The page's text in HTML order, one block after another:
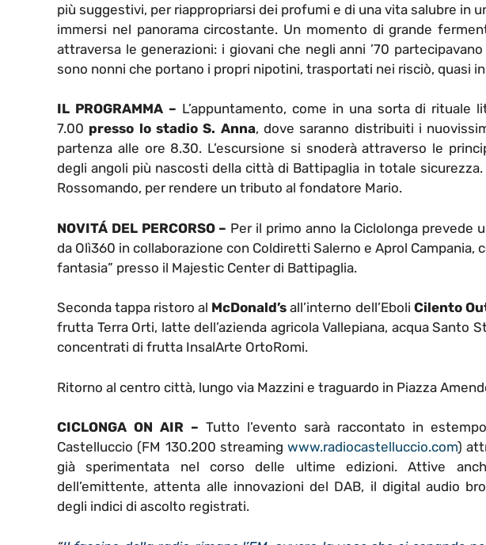
più suggestivi, per riappropriarsi dei profumi e di una vita salubre in
immersi nel panorama circostante. Un momento di grande
attraversa le generazioni: i giovani che negli anni ’70
sono nonni che portano i propri nipotini, trasportati nei risciò, quasi
IL PROGRAMMA – L’appuntamento, come in una sorta di rituale
7.00 presso lo stadio S. Anna, dove saranno distribuiti i
partenza alle ore 8.30. L’escursione si snoderà attraverso le
degli angoli più nascosti della città di Battipaglia in totale sicurezza.
Rossomando, per rendere un tributo al fondatore Mario.
NOVITÁ DEL PERCORSO – Per il primo anno la Ciclolonga prevede
da Olì360 in collaborazione con Coldiretti Salerno e Aprol Campania,
fantasia” presso il Majestic Center di Battipaglia.
Seconda tappa ristoro al McDonald’s all’interno dell’Eboli Cilento
frutta Terra Orti, latte dell’azienda agricola Vallepiana, acqua Santo
concentrati di frutta InsalArte OrtoRomi.
Ritorno al centro città, lungo via Mazzini e traguardo in Piazza
CICLONGA ON AIR – Tutto l’evento sarà raccontato in
Castelluccio (FM 130.200 streaming www.radiocastelluccio.com)
già sperimentata nel corso delle ultime edizioni. Attive
dell’emittente, attenta alle innovazioni del DAB, il digital audio
degli indici di ascolto registrati.